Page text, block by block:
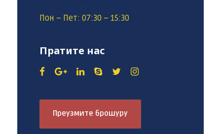
Пон – Пет: 07:30 – 15:30
Пратите нас
Преузмите брошуру